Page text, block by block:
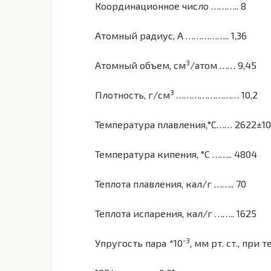
Координационное число ……….. 8
Атомный радиус, А …………….. 1,36
Атомный объем, см3/атом …… 9,45
Плотность, г/см3 …………………… 10,2
Температура плавления,°С…… 2622±10
Температура кипения, °С …….. 4804
Теплота плавления, кал/г …….. 70
Теплота испарения, кал/г …….. 1625
Упругость пара *10-3, мм рт. ст., при